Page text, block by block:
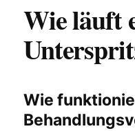
Wie läuft
Wie